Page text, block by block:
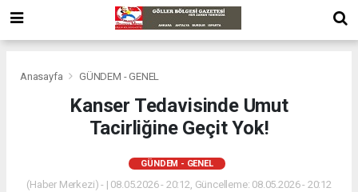
Anasayfa GÜNDEM - GENEL
Kanser Tedavisinde Umut
Tacirliğine Geçit Yok!
GÜNDEM - GENEL
(Haber Merkezi) - | 08.05.2026 - 20:12, Güncelleme: 08.05.2026 - 20:12